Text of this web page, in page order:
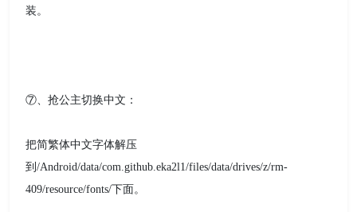
装。
⑦、抢公主切换中文：
把简繁体中文字体解压
到/Android/data/com.github.eka2l1/files/data/drives/z/rm-
409/resource/fonts/下面。